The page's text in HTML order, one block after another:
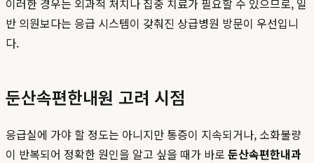
이러한 경우는 외과적 처치나 집중 치료가 필요할 수 있으므로, 일
반 의원보다는 응급 시스템이 갖춰진 상급병원 방문이 우선입니
다.
둔산속편한내원 고려 시점
응급실에 가야 할 정도는 아니지만 통증이 지속되거나, 소화불량
이 반복되어 정확한 원인을 알고 싶을 때가 바로 둔산속편한내과